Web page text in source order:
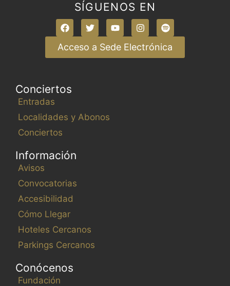
SÍGUENOS EN
Acceso a Sede Electrónica
Conciertos
Entradas
Localidades y Abonos
Conciertos
Información
Avisos
Convocatorias
Accesibilidad
Cómo Llegar
Hoteles Cercanos
Parkings Cercanos
Conócenos
Fundación